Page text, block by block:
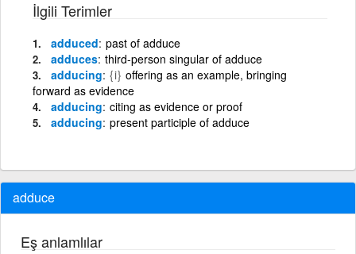
İlgili Terimler
adduced past of adduce
adduces third-person singular of adduce
adducing {i} offering as an example, bringing
forward as evidence
adducing citing as evidence or proof
adducing present participle of adduce
adduce
Eş anlamlılar